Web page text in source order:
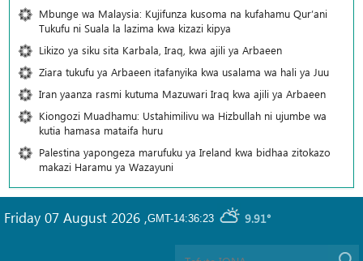
Mbunge wa Malaysia: Kujifunza kusoma na kufahamu Qur’ani
Tukufu ni Suala la lazima kwa kizazi kipya
Likizo ya siku sita Karbala, Iraq, kwa ajili ya Arbaeen
Ziara tukufu ya Arbaeen itafanyika kwa usalama wa hali ya Juu
Iran yaanza rasmi kutuma Mazuwari Iraq kwa ajili ya Arbaeen
Kiongozi Muadhamu: Ustahimilivu wa Hizbullah ni ujumbe wa
kutia hamasa mataifa huru
Palestina yapongeza marufuku ya Ireland kwa bidhaa zitokazo
makazi Haramu ya Wazayuni
GMT-14:36:23 9.91°
Friday 07 August 2026 ,